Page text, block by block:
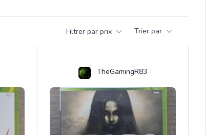
Filtrer par prix Trier par
TheGamingR83